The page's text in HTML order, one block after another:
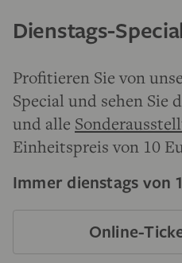
Dienstags-
Profitieren Sie von
Special und sehen Sie
und alle
Einheitspreis von 10
Immer dienstags von
Online-